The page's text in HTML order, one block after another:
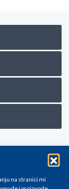
na stranici mi